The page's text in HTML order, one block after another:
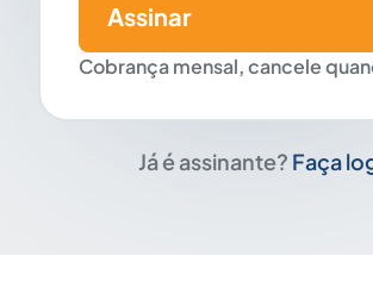
Cobrança mensal, cancele
Assinar
Já é assinante? Faça